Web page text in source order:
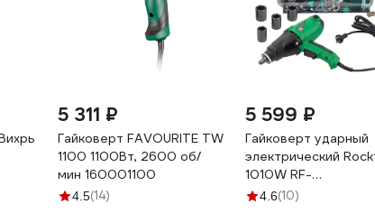
5 311 ₽
Гайковерт FAVOURITE TW
1100 1100Вт, 2600 об/
мин 160001100
4.5(14)
5 599 ₽
Гайковерт ударный
электрический
1010W RF-
WT03071(60035)
4.6(10)